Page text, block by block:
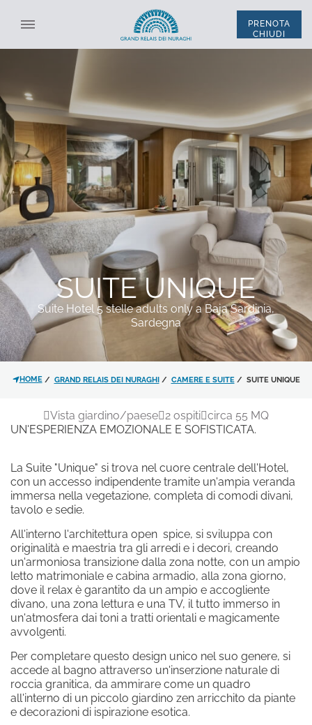
PRENOTA
CHIUDI
NOME
COGNOME *
EMAIL*
TELEFONO*
MESSAGGIO
Ho letto e accettato l'informativa
sulla privacye il trattamento dei
dati personali.
Acconsento al trattamento dei
dati come risultante dell'informativa
privacyper le finalità di invio di
materiale promozionale.
Iscrivimi alla newsletter!
TUTTE LE STRUTTURE
SISTEMAZIONE
CODICE SCONTO
JUNIOR SUITE
JUNIOR SUITE PISCINA
JUNIOR SUITE DELUXE
JUNIOR SUITE TRE MONTI
SUITE UNIQUE
SUITE QUEEN ELI
SUITE HARMONY POOL
SCOPRI I NOSTRI HOTEL
Hotel La Bisaccia
SUITE UNIQUE
Suite Hotel 5 stelle adults only a Baja Sardinia,
Sardegna
HOME GRAND RELAIS DEI NURAGHI CAMERE E SUITE SUITE UNIQUE
Vista giardino/paese 2 ospiti circa 55 MQ
UN'ESPERIENZA EMOZIONALE E SOFISTICATA.
La Suite "Unique" si trova nel cuore centrale dell'Hotel,
con un accesso indipendente tramite un'ampia veranda
immersa nella vegetazione, completa di comodi divani,
tavolo e sedie.
All'interno l'architettura open spice, si sviluppa con
originalità e maestria tra gli arredi e i decori, creando
un'armoniosa transizione dalla zona notte, con un ampio
letto matrimoniale e cabina armadio, alla zona giorno,
dove il relax è garantito da un ampio e accogliente
divano, una zona lettura e una TV, il tutto immerso in
un'atmosfera dai toni a tratti orientali e magicamente
avvolgenti.
Per completare questo design unico nel suo genere, si
accede al bagno attraverso un'inserzione naturale di
roccia granitica, da ammirare come un quadro
all'interno di un piccolo giardino zen arricchito da piante
e decorazioni di ispirazione esotica.